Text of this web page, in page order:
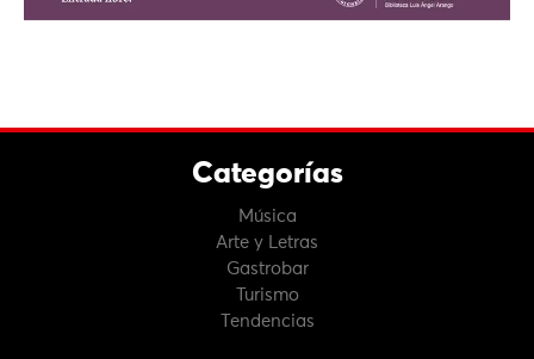
Categorías
Música
Arte y Letras
Gastrobar
Turismo
Tendencias